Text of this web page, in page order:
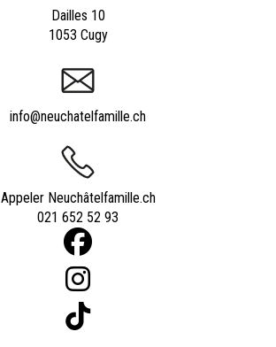
Dailles 10
1053 Cugy
info@neuchatelfamille.ch
Appeler Neuchâtelfamille.ch
021 652 52 93